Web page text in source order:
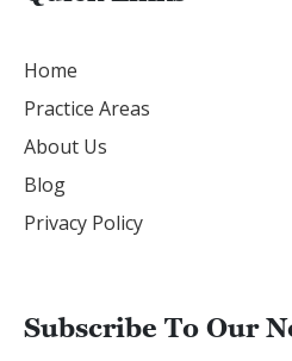
Home
Practice Areas
About Us
Blog
Privacy Policy
Subscribe To Our